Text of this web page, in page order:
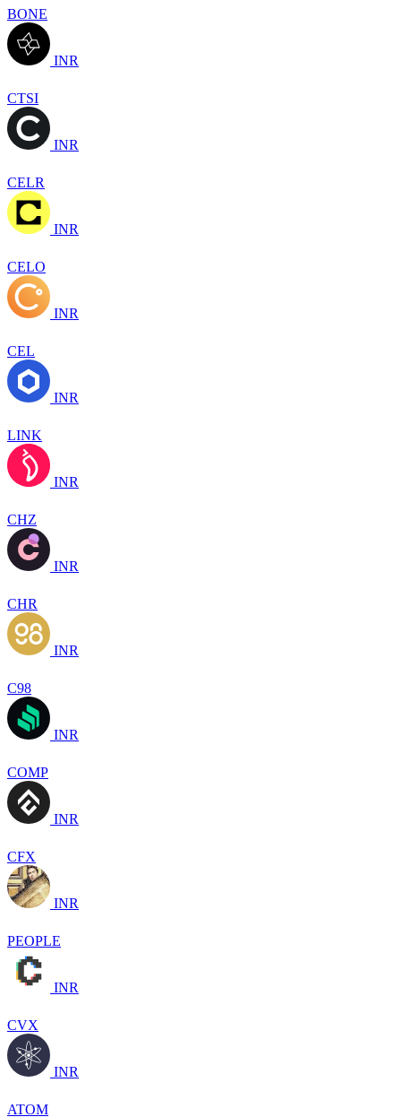
BONE
INR
CTSI
INR
CELR
INR
CELO
INR
CEL
INR
LINK
INR
CHZ
INR
CHR
INR
C98
INR
COMP
INR
CFX
INR
PEOPLE
INR
CVX
INR
ATOM